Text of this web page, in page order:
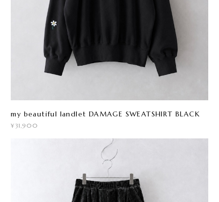
my beautiful landlet DAMAGE SWEATSHIRT BLACK
¥31,900